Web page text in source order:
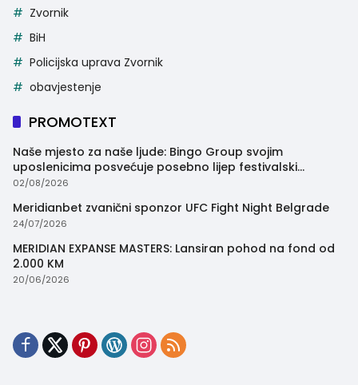
Zvornik
BiH
Policijska uprava Zvornik
obavjestenje
PROMOTEXT
Naše mjesto za naše ljude: Bingo Group svojim
uposlenicima posvećuje posebno lijep festivalski
trenutak
02/08/2026
Meridianbet zvanični sponzor UFC Fight Night Belgrade
24/07/2026
MERIDIAN EXPANSE MASTERS: Lansiran pohod na fond od
2.000 KM
20/06/2026